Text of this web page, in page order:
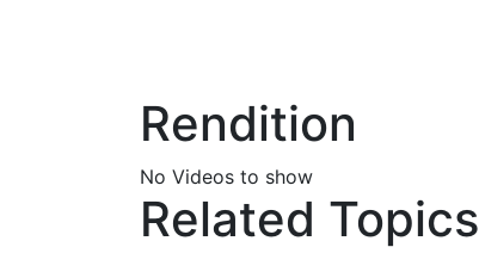
Rendition
No Videos to show
Related Topics